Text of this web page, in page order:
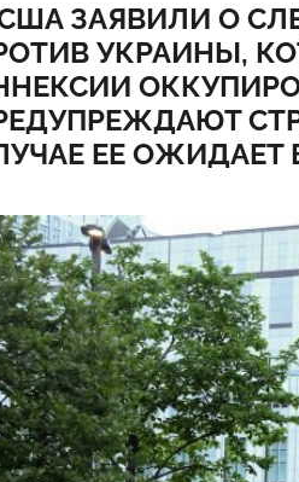
ЗАЯВИЛИ О
УКРАИНЫ,
ЕЕ ОЖИДАЕТ